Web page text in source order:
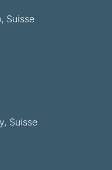
Suisse
Suisse